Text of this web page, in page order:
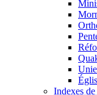
Indexes